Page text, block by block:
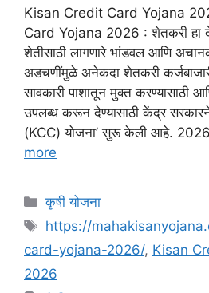
Kisan Credit Card Yojana
Card Yojana 2026 : शेतकरी हा
शेतीसाठी लागणारे भांडवल आणि
अडचणींमुळे अनेकदा शेतकरी
सावकारी पाशातून मुक्त करण्यासाठी
उपलब्ध करून देण्यासाठी केंद्र
(KCC) योजना’ सुरू केली आहे. 2026
more
Categories
कृषी योजना
Tags
https://
card-yojana-2026/, Kisan
2026